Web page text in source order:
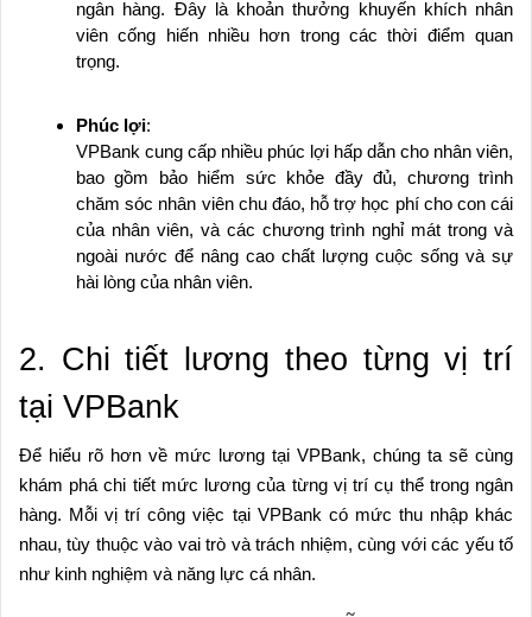
ngân hàng. Đây là khoản thưởng khuyến khích nhân
viên cống hiến nhiều hơn trong các thời điểm quan
trọng.
Phúc lợi:
VPBank cung cấp nhiều phúc lợi hấp dẫn cho nhân viên,
bao gồm bảo hiểm sức khỏe đầy đủ, chương trình
chăm sóc nhân viên chu đáo, hỗ trợ học phí cho con cái
của nhân viên, và các chương trình nghỉ mát trong và
ngoài nước để nâng cao chất lượng cuộc sống và sự
hài lòng của nhân viên.
2. Chi tiết lương theo từng vị trí
tại VPBank
Để hiểu rõ hơn về mức lương tại VPBank, chúng ta sẽ cùng
khám phá chi tiết mức lương của từng vị trí cụ thể trong ngân
hàng. Mỗi vị trí công việc tại VPBank có mức thu nhập khác
nhau, tùy thuộc vào vai trò và trách nhiệm, cùng với các yếu tố
như kinh nghiệm và năng lực cá nhân.